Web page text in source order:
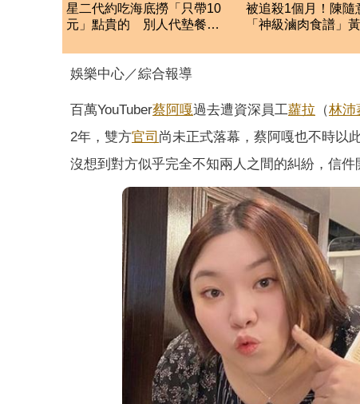
星二代約吃海底撈「只帶10
元」點貴的 別人代墊餐費
被追殺1個月！陳隨
「神級滷肉食譜」
娛樂中心／綜合報導
百萬YouTuber蔡阿嘎過去遭資深員工蘿拉 （林沛
2年，雙方官司 尚未正式落幕，蔡阿嘎也不時以
沒想到對方似乎完全不知兩人之間的糾紛，信